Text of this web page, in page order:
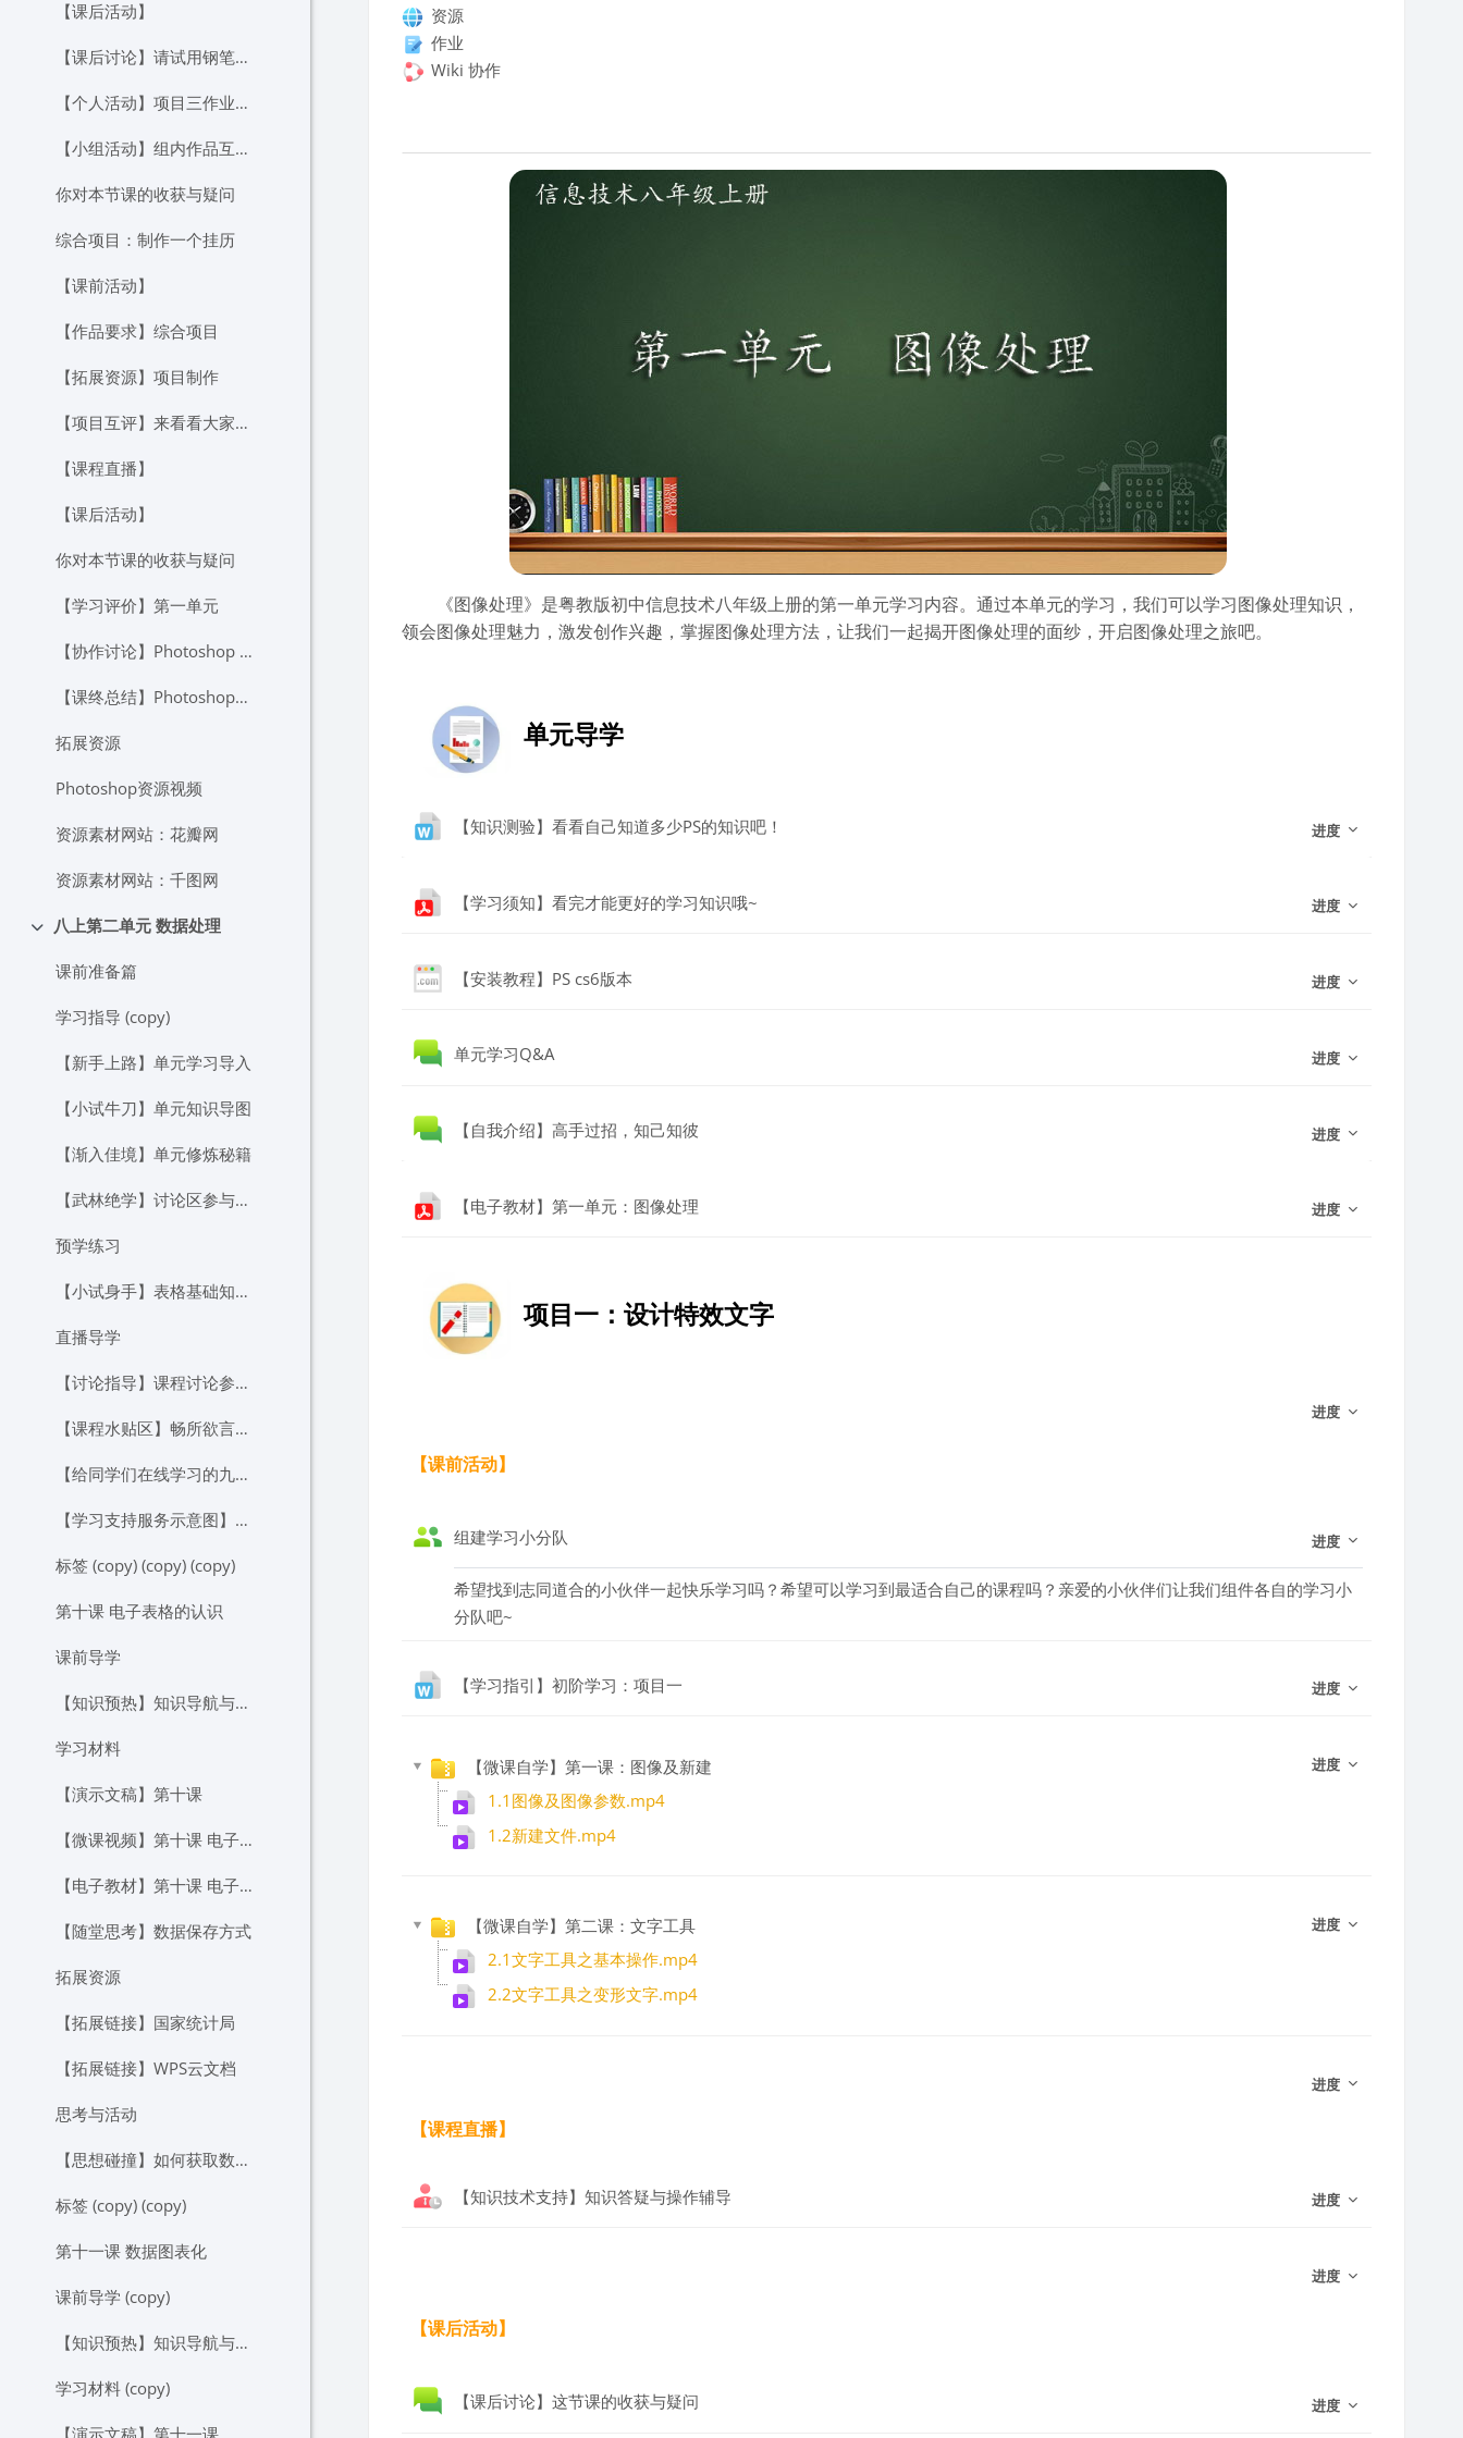
【课后活动】
【课后讨论】请试用钢笔工具组中的工具，并讨论一下它们的功能。
【个人活动】项目三作业要求及提交
【小组活动】组内作品互评与讨论
你对本节课的收获与疑问
综合项目：制作一个挂历
【课前活动】
【作品要求】综合项目
【拓展资源】项目制作
【项目互评】来看看大家的作品吧！
【课程直播】
【课后活动】
你对本节课的收获与疑问
【学习评价】第一单元
【协作讨论】Photoshop VS 其他图像处理软件
【课终总结】Photoshop知多少？
拓展资源
Photoshop资源视频
资源素材网站：花瓣网
资源素材网站：千图网
折叠
八上第二单元 数据处理
课前准备篇
学习指导 (copy)
【新手上路】单元学习导入
【小试牛刀】单元知识导图
【渐入佳境】单元修炼秘籍
【武林绝学】讨论区参与建议与奖励机制
预学练习
【小试身手】表格基础知识巩固
直播导学
【讨论指导】课程讨论参与指引
【课程水贴区】畅所欲言小天地
【给同学们在线学习的九条建议】
【学习支持服务示意图】——三驾马车助力高效学习
标签 (copy) (copy) (copy)
第十课 电子表格的认识
课前导学
【知识预热】知识导航与任务提要
学习材料
【演示文稿】第十课
【微课视频】第十课 电子表格的认识
【电子教材】第十课 电子表格的认识
【随堂思考】数据保存方式
拓展资源
【拓展链接】国家统计局
【拓展链接】WPS云文档
思考与活动
【思想碰撞】如何获取数据？
标签 (copy) (copy)
第十一课 数据图表化
课前导学 (copy)
【知识预热】知识导航与任务提要
学习材料 (copy)
资源
作业
Wiki 协作
章节大纲
《图像处理》是粤教版初中信息技术八年级上册的第一单元学习内容。通过本单元的学习，我们可以学习图像处理知识，
领会图像处理魅力，激发创作兴趣，掌握图像处理方法，让我们一起揭开图像处理的面纱，开启图像处理之旅吧。
单元导学
【知识测验】看看自己知道多少PS的知识吧！ 进度
【学习须知】看完才能更好的学习知识哦~ 进度
【安装教程】PS cs6版本网页地址 进度
单元学习Q&A 进度
【自我介绍】高手过招，知己知彼 进度
【电子教材】第一单元：图像处理 进度
项目一：设计特效文字
进度
【课前活动】
组建学习小分队 进度
希望找到志同道合的小伙伴一起快乐学习吗？希望可以学习到最适合自己的课程吗？亲爱的小伙伴们让我们组件各自的学习小
分队吧~
【学习指引】初阶学习：项目一 进度
进度
【微课自学】第一课：图像及新建
1.1图像及图像参数.mp4
1.2新建文件.mp4
进度
【微课自学】第二课：文字工具
2.1文字工具之基本操作.mp4
2.2文字工具之变形文字.mp4
进度
【课程直播】
【知识技术支持】知识答疑与操作辅导辅导预约 进度
进度
【课后活动】
【课后讨论】这节课的收获与疑问 进度